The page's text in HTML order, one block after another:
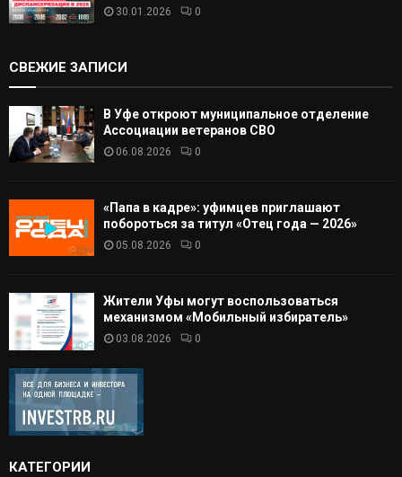
30.01.2026 0
СВЕЖИЕ ЗАПИСИ
В Уфе откроют муниципальное отделение
Ассоциации ветеранов СВО
06.08.2026 0
«Папа в кадре»: уфимцев приглашают
побороться за титул «Отец года — 2026»
05.08.2026 0
Жители Уфы могут воспользоваться
механизмом «Мобильный избиратель»
03.08.2026 0
КАТЕГОРИИ